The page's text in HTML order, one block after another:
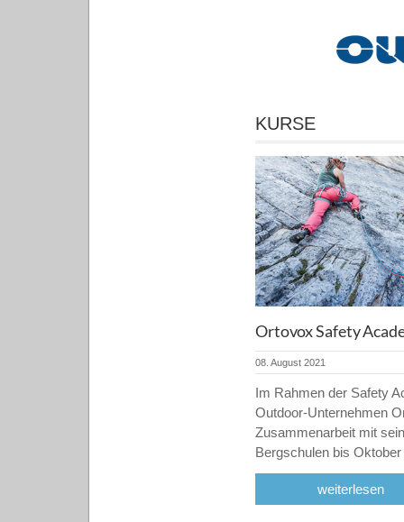
KURSE
Ortovox Safety
08. August 2021
Im Rahmen der Safety
Outdoor-Unternehmen
Zusammenarbeit mit
Bergschulen bis
weiterlesen